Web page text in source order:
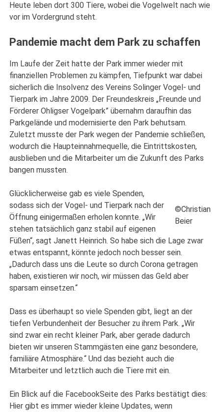
Heute leben dort 300 Tiere, wobei die Vogelwelt nach wie
vor im Vordergrund steht.
Pandemie macht dem Park zu schaffen
Im Laufe der Zeit hatte der Park immer wieder mit
finanziellen Problemen zu kämpfen, Tiefpunkt war dabei
sicherlich die Insolvenz des Vereins Solinger Vogel- und
Tierpark im Jahre 2009. Der Freundeskreis „Freunde und
Förderer Ohligser Vogelpark” übernahm daraufhin das
Parkgelände und modernisierte den Park behutsam.
Zuletzt musste der Park wegen der Pandemie schließen,
wodurch die Haupteinnahmequelle, die Eintrittskosten,
ausblieben und die Mitarbeiter um die Zukunft des Parks
bangen mussten.
©Christian
Beier
Glücklicherweise gab es viele Spenden,
sodass sich der Vogel- und Tierpark nach der
Öffnung einigermaßen erholen konnte. „Wir
stehen tatsächlich ganz stabil auf eigenen
Füßen“, sagt Janett Heinrich. So habe sich die Lage zwar
etwas entspannt, könnte jedoch noch besser sein.
„Dadurch dass uns die Leute so durch Corona getragen
haben, existieren wir noch, wir müssen das Geld aber
sparsam einsetzen.“
Dass es überhaupt so viele Spenden gibt, liegt an der
tiefen Verbundenheit der Besucher zu ihrem Park. „Wir
sind zwar ein recht kleiner Park, aber gerade dadurch
bieten wir unseren Stammgästen eine ganz besondere,
familiäre Atmosphäre.“ Und das bezieht auch die
Mitarbeiter und letztlich auch die Tiere mit ein.
Ein Blick auf die FacebookSeite des Parks bestätigt dies:
Hier gibt es immer wieder kleine Updates, wenn